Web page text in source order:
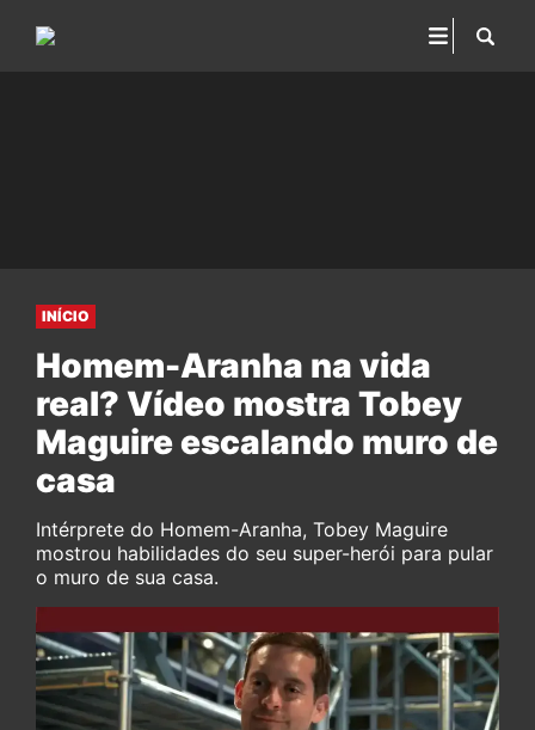
INÍCIO
Homem-Aranha na vida
real? Vídeo mostra Tobey
Maguire escalando muro de
casa
Intérprete do Homem-Aranha, Tobey Maguire
mostrou habilidades do seu super-herói para pular
o muro de sua casa.